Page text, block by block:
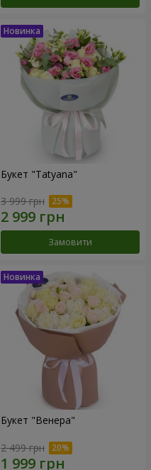
Букет "Tatyana"
3 999 грн
Замовити
Букет "Венера"
2 499 грн